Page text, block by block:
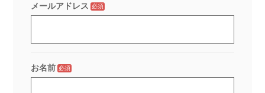
メールアドレス 必須
お名前 必須